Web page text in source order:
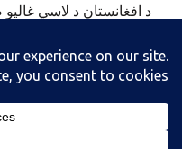
د افغانستان د لاسي